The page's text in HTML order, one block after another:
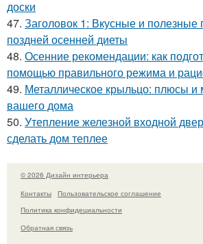
доски
47. Заголовок 1: Вкусные и полезные
поздней осенней диеты
48. Осенние рекомендации: как
помощью правильного режима и
49. Металлическое крыльцо: плюсы и
вашего дома
50. Утепление железной входной
сделать дом теплее
© 2026 Дизайн интерьера
Контакты
Пользовательское соглашение
Политика конфидециальности
Обратная связь